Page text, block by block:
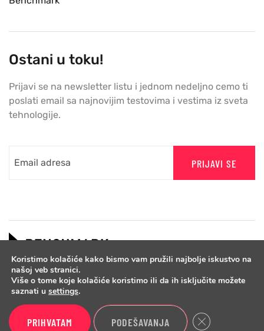
Ostani u toku!
Prijavi se na newsletter listu i jednom nedeljno cemo ti
poslati email sa najnovijim testovima i vestima iz sveta
tehnologije.
PRIJAVI SE
Koristimo kolačiće kako bismo vam pružili najbolje iskustvo na
našoj veb stranici.
Više o tome koje kolačiće koristimo ili da ih isključite možete
saznati u settings.
PRIHVATAM PODEŠAVANJA Close GDPR